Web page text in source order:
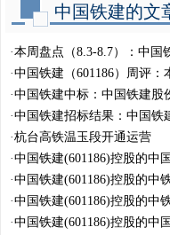
中国铁建的文
·本周盘点（8.3-8.7）：中国
·中国铁建（601186）周评
·中国铁建中标：中国铁建股
中标公告
·中国铁建招标结果：中国铁
项目中标公告
·杭台高铁温玉段开通运营
·中国铁建(601186)控股的中
行标的238.96万元
·中国铁建(601186)控股的中
的718.81万元
·中国铁建(601186)控股的中
的3403.99万元
·中国铁建(601186)控股的中